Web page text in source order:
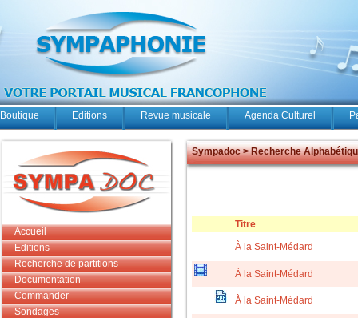
Boutique Editions Revue musicale Agenda Culturel
Accueil
Editions
Recherche de partitions
Documentation
Commander
Sondages
Sympadoc > Recherche
Titre
À la Saint-Médard
À la Saint-Médard
À la Saint-Médard